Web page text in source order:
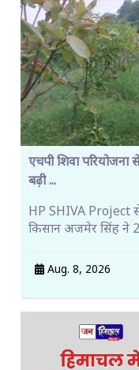
एचपी शिवा
बढ़ी ...
HP SHIVA Project
किसान अजमेर सिंह ने
Aug. 8, 2026